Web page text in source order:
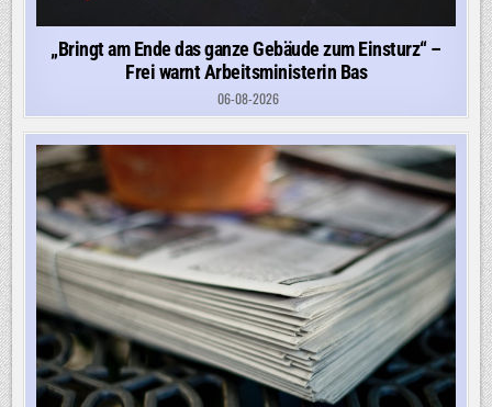
„Bringt am Ende das ganze Gebäude zum Einsturz“ –
Frei warnt Arbeitsministerin Bas
06-08-2026